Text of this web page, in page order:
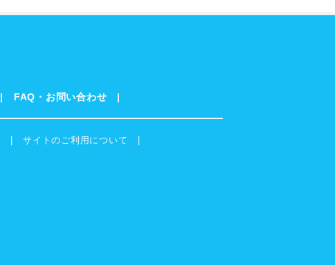
FAQ・お問い合わせ
サイトのご利用について